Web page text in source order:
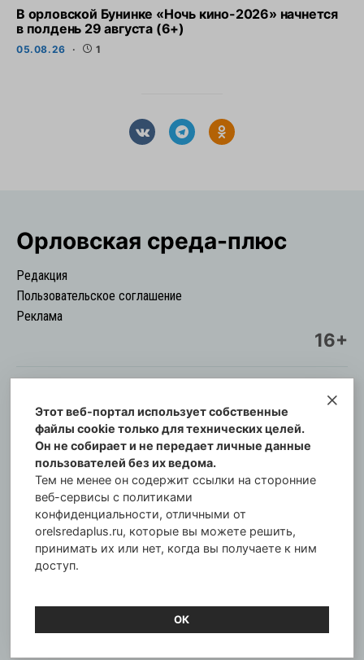
В орловской Бунинке «Ночь кино-2026» начнется
в полдень 29 августа (6+)
05.08.26 1
Орловская cреда-плюс
Редакция
Пользовательское соглашение
Реклама
16+
© Информационный городской портал
Орловская cреда-плюс, 2021-2026
Свидетельство о регистрации СМИ: ПИ №57-
00254 от 29 октября 2013 г.
Газета зарегистрирована Управлением
Федеральной службы по надзору в сфере связи,
информационных технологий и массовых
коммуникаций по Орловской области.
Главный редактор: Татьяна Филёва
Этот веб-портал использует собственные
файлы cookie только для технических целей.
Он не собирает и не передает личные данные
пользователей без их ведома.
Тем не менее он содержит ссылки на сторонние
веб-сервисы с политиками
конфиденциальности, отличными от
orelsredaplus.ru, которые вы можете решить,
принимать их или нет, когда вы получаете к ним
доступ.
ОК